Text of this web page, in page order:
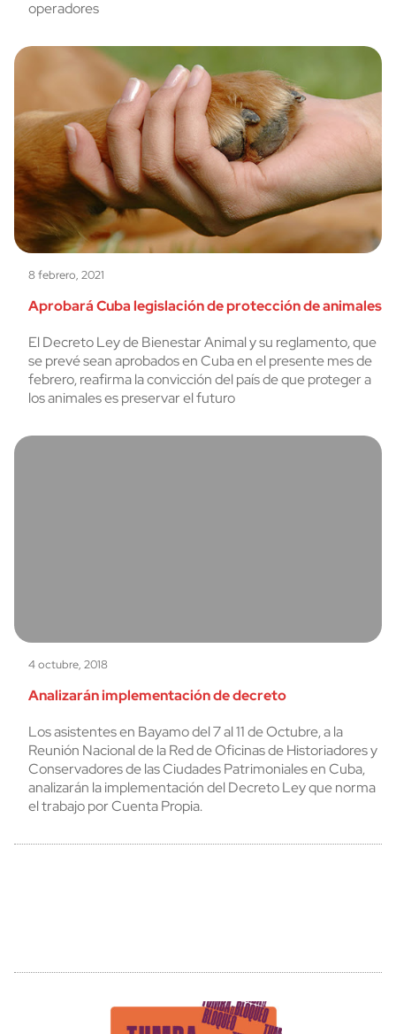
operadores
8 febrero, 2021
Aprobará Cuba legislación de protección de animales
El Decreto Ley de Bienestar Animal y su reglamento, que
se prevé sean aprobados en Cuba en el presente mes de
febrero, reafirma la convicción del país de que proteger a
los animales es preservar el futuro
4 octubre, 2018
Analizarán implementación de decreto
Los asistentes en Bayamo del 7 al 11 de Octubre, a la
Reunión Nacional de la Red de Oficinas de Historiadores y
Conservadores de las Ciudades Patrimoniales en Cuba,
analizarán la implementación del Decreto Ley que norma
el trabajo por Cuenta Propia.